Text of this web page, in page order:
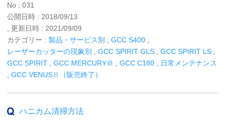
No : 031
公開日時 : 2018/09/13
, 更新日時 : 2021/09/09
カテゴリー : 製品・サービス別 GCC S400
レーザーカッターの現象別
GCC SPIRIT GLS GCC SPIRIT LS
GCC SPIRIT
GCC MERCURYⅢ GCC C180
日常メンテナンス
GCC VENUSⅡ（販売終了）
ハニカム清掃方法